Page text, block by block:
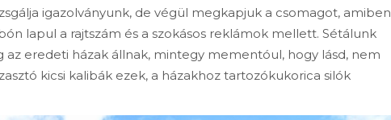
igazolványunk, de végül megkapjuk a csomagot, amiben
lapul a rajtszám és a szokásos reklámok mellett. Sétálunk
eredeti házak állnak, mintegy mementóul, hogy lásd, nem
kicsi kalibák ezek, a házakhoz tartozókukorica silók